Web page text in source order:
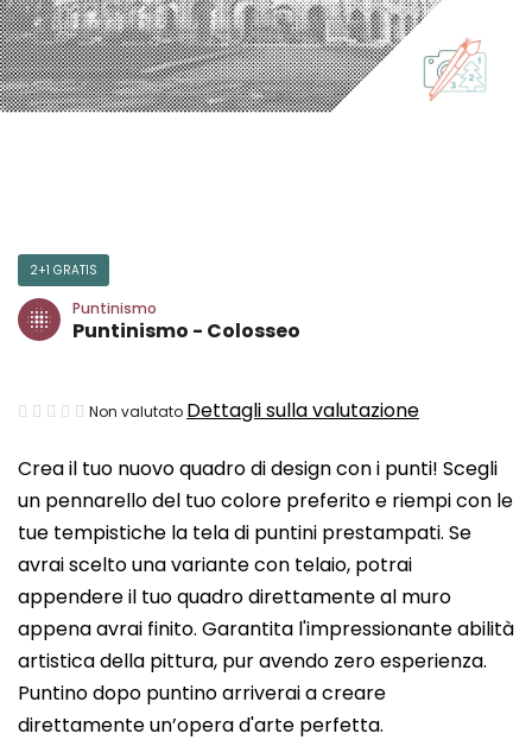
Crea il tuo nuovo quadro di design con i punti! Scegli
un pennarello del tuo colore preferito e riempi con le
tue tempistiche la tela di puntini prestampati. Se
avrai scelto una variante con telaio, potrai
appendere il tuo quadro direttamente al muro
appena avrai finito. Garantita l'impressionante abilità
artistica della pittura, pur avendo zero esperienza.
Puntino dopo puntino arriverai a creare
direttamente un’opera d'arte perfetta.
2+1 GRATIS
Puntinismo
Puntinismo - Colosseo
La
media
del
prodotto
è
0,0
su
5
stelle.
Non valutato Dettagli sulla valutazione